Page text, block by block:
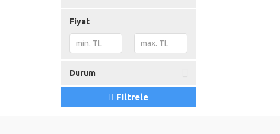
Fiyat
Durum
Filtrele